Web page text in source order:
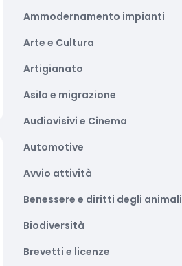
Ammodernamento impianti
Arte e Cultura
Artigianato
Asilo e migrazione
Audiovisivi e Cinema
Automotive
Avvio attività
Benessere e diritti degli animali
Biodiversità
Brevetti e licenze